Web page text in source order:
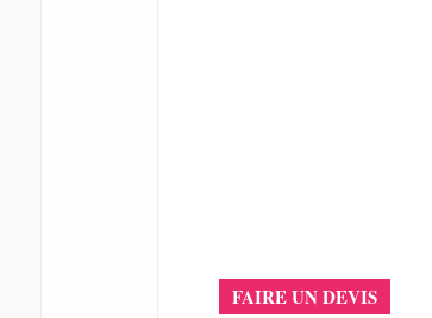
FAIRE UN DEVIS